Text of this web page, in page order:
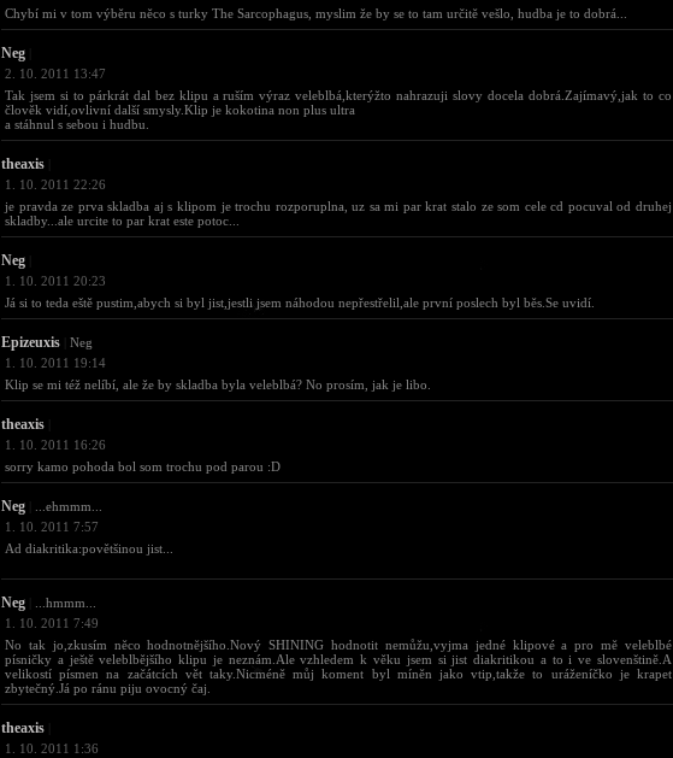
Chybí mi v tom výběru něco s turky The Sarcophagus, myslim že by se to tam určitě vešlo, hudba je to dobrá...
Neg
2. 10. 2011 13:47
Tak jsem si to párkrát dal bez klipu a ruším výraz veleblbá,kterýžto nahrazuji slovy docela dobrá.Zajímavý,jak to co
člověk vidí,ovlivní další smysly.Klip je kokotina non plus ultra
a stáhnul s sebou i hudbu.
theaxis
1. 10. 2011 22:26
je pravda ze prva skladba aj s klipom je trochu rozporuplna, uz sa mi par krat stalo ze som cele cd pocuval od druhej
skladby...ale urcite to par krat este potoc...
Neg
1. 10. 2011 20:23
Já si to teda eště pustim,abych si byl jist,jestli jsem náhodou nepřestřelil,ale první poslech byl běs.Se uvidí.
Epizeuxis
Neg
1. 10. 2011 19:14
Klip se mi též nelíbí, ale že by skladba byla veleblbá? No prosím, jak je libo.
theaxis
1. 10. 2011 16:26
sorry kamo pohoda bol som trochu pod parou :D
Neg
...ehmmm...
1. 10. 2011 7:57
Ad diakritika:povětšinou jist...
Neg
...hmmm...
1. 10. 2011 7:49
No tak jo,zkusím něco hodnotnějšího.Nový SHINING hodnotit nemůžu,vyjma jedné klipové a pro mě veleblbé
písničky a ještě veleblbějšího klipu je neznám.Ale vzhledem k věku jsem si jist diakritikou a to i ve slovenštině.A
velikostí písmen na začátcích vět taky.Nicméně můj koment byl míněn jako vtip,takže to uráženíčko je krapet
zbytečný.Já po ránu piju ovocný čaj.
theaxis
1. 10. 2011 1:36